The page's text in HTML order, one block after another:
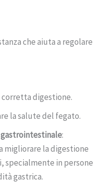
che aiuta a regolare
corretta digestione.
la salute del fegato.
:
migliorare la digestione
specialmente in persone
gastrica.